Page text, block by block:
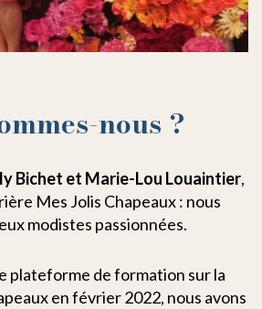
nous ?
Bichet et Marie-Lou Louaintier,
Mes Jolis Chapeaux : nous
modistes passionnées.
plateforme de formation sur la
en février 2022, nous avons